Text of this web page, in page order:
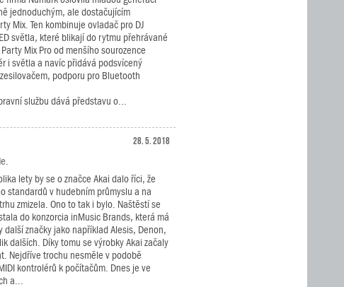
jednoduchým, ale dostačujícím
Mix. Ten kombinuje ovladač pro DJ
světla, které blikají do rytmu přehrávané
Mix Pro od menšího sourozence
i světla a navíc přidává podsvícený
podporu pro Bluetooth
službu dává představu o...
28. 5. 2018
lety by se o značce Akai dalo říci, že
standardů v hudebním průmyslu a na
zmizela. Ono to tak i bylo. Naštěstí se
do konzorcia inMusic Brands, která má
další značky jako například Alesis, Denon,
dalších. Díky tomu se výrobky Akai začaly
Nejdříve trochu nesměle v podobě
kontrolérů k počítačům. Dnes je ve
a...